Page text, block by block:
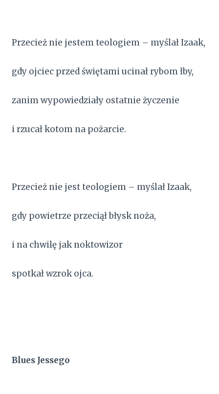
Przecież nie jestem teologiem – myślał Izaak,
gdy ojciec przed świętami ucinał rybom łby,
zanim wypowiedziały ostatnie życzenie
i rzucał kotom na pożarcie.
Przecież nie jest teologiem – myślał Izaak,
gdy powietrze przeciął błysk noża,
i na chwilę jak noktowizor
spotkał wzrok ojca.
Blues Jessego